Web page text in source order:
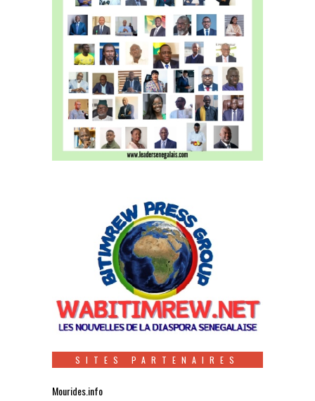
SITES PARTENAIRES
Mourides.info